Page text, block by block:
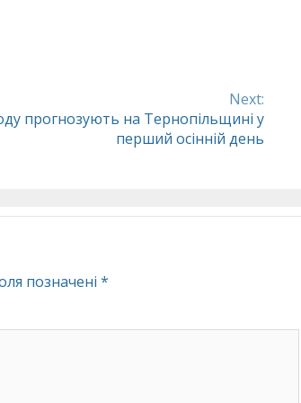
Next:
прогнозують на Тернопільщині у
перший осінній день
позначені *